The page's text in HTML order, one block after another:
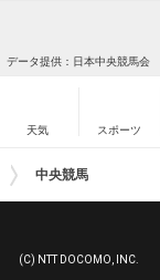
データ提供：日本中央競馬会
天気 スポーツ
中央競馬
(C) NTT DOCOMO, INC.